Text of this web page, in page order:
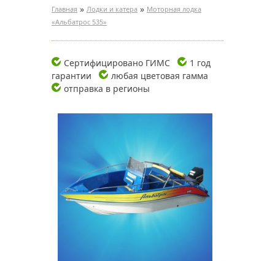
Главная » Лодки и катера » Моторная лодка
«Альбатрос 535»
Сертифицировано ГИМС
1 год
гарантии
любая цветовая гамма
отправка в регионы